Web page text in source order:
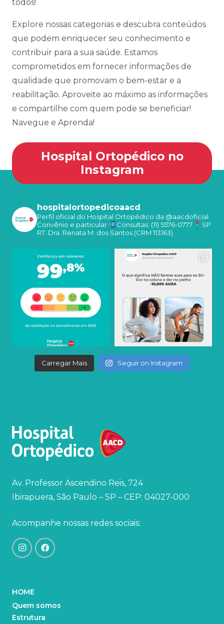
todos!
Explore nossas categorias e descubra conteúdos
que podem enriquecer seu conhecimento e
contribuir para a sua saúde. Estamos
comprometidos em fornecer informações de
qualidade que promovam o bem-estar e a
reabilitação. Aproveite ao máximo as informações
e compartilhe com quem pode se beneficiar!
Navegue e Aprenda!
Hospital Ortopédico no
Instagram
hospitalortopedicoaacd
Perfil oficial do Hospital Ortopédico da @aacdoficial
Convênio e particular
Consultas: (11) 5576-0777
SP
RT: Dra. Renata M. dos Santos (CRM 113163)
Carregar Mais Seguir on Instagram
Av. Professor Ascendino Reis, 724
Ibirapuera, São Paulo – SP – CEP: 04027-000
Acompanhe nossas redes sociais:
HOME
Quem somos
Estrutura